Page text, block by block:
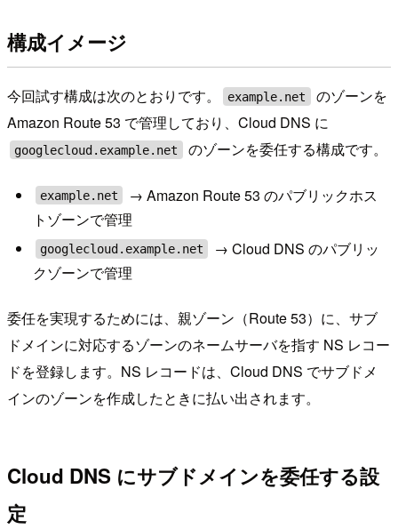
構成イメージ
今回試す構成は次のとおりです。 example.net
のゾーンを
Amazon Route 53 で管理しており、Cloud DNS に
googlecloud.example.net のゾーンを委任する構成です。
example.net
→ Amazon Route 53 のパブリックホス
トゾーンで管理
googlecloud.example.net
→ Cloud DNS のパブリッ
クゾーンで管理
委任を実現するためには、親ゾーン（Route 53）に、サブ
ドメインに対応するゾーンのネームサーバを指す NS レコー
ドを登録します。NS レコードは、Cloud DNS でサブドメ
インのゾーンを作成したときに払い出されます。
Cloud DNS にサブドメインを委任する設
定